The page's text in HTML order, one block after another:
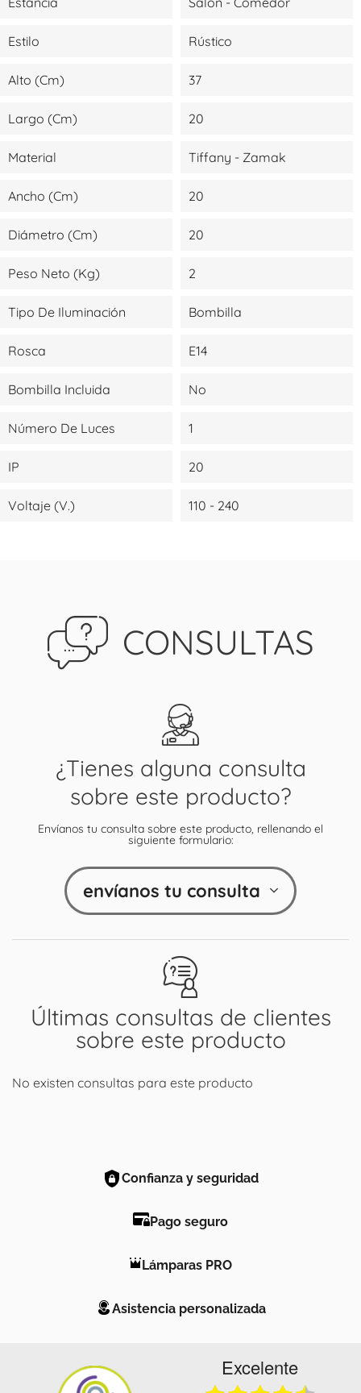
Estilo Rústico
Alto (cm) 37
Largo (cm) 20
Material Tiffany - Zamak
Ancho (cm) 20
Diámetro (cm) 20
Peso Neto (kg) 2
Tipo De Iluminación Bombilla
Rosca E14
Bombilla Incluida No
Número De Luces 1
IP 20
Voltaje (V.) 110 - 240
CONSULTAS
Últimas consultas de clientes
sobre este producto
No existen consultas para este producto
¿Tienes alguna consulta
sobre este producto?
Envíanos tu consulta sobre este producto, rellenando el
siguiente formulario:
envíanos tu consulta
Confianza y seguridad
Pago seguro
Lámparas PRO
Asistencia personalizada
Excelente